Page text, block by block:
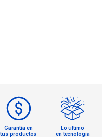
Garantía en
tus productos
Lo último
en tecnología